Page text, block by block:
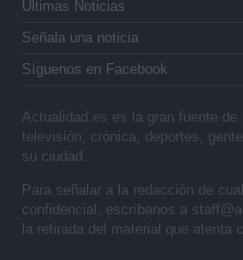
Últimas Noticias
Señala una noticia
Síguenos en Facebook
Actualidad.es es la gran fuente de
televisión, crónica, deportes,
su ciudad.
Para señalar a la redacción de
confidencial, escríbanos a
la retirada del material que atenta